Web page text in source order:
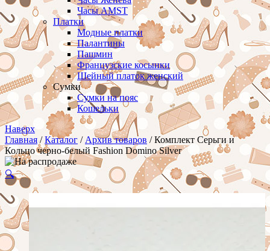
Часы AMST
Платки
Модные платки
Палантины
Пашмин
Французские косынки
Шейный платок женский
Сумки
Сумки на пояс
Кошельки
Наверх
Главная/Каталог / Архив товаров / Комплект Серьги и
Кольцо черно-белый Fashion Domino Silver
🔍